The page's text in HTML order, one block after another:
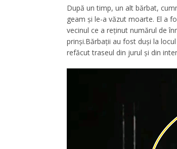
După un timp, un alt bărbat,
geam şi le-a văzut moarte. El a
vecinul ce a reţinut numărul de
prinşi.Bărbații au fost duși la
refăcut traseul din jurul și din